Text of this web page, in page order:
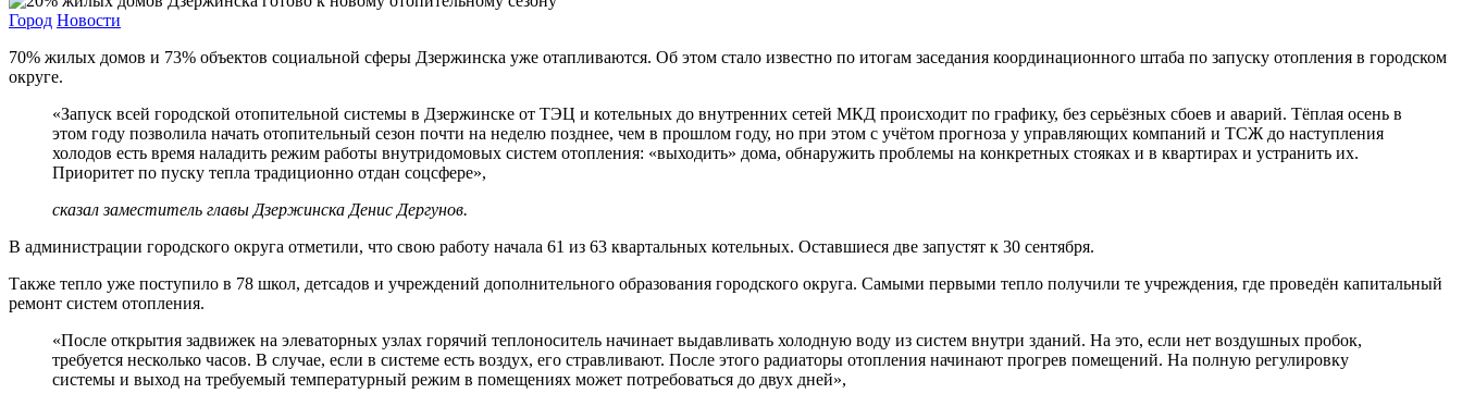
Город Новости
70% жилых домов и 73% объектов социальной сферы Дзержинска уже отапливаются. Об этом стало известно по итогам заседания координационного штаба по запуску отопления в городском
округе.
«Запуск всей городской отопительной системы в Дзержинске от ТЭЦ и котельных до внутренних сетей МКД происходит по графику, без серьёзных сбоев и аварий. Тёплая осень в
этом году позволила начать отопительный сезон почти на неделю позднее, чем в прошлом году, но при этом с учётом прогноза у управляющих компаний и ТСЖ до наступления
холодов есть время наладить режим работы внутридомовых систем отопления: «выходить» дома, обнаружить проблемы на конкретных стояках и в квартирах и устранить их.
Приоритет по пуску тепла традиционно отдан соцсфере»,
сказал заместитель главы Дзержинска Денис Дергунов.
В администрации городского округа отметили, что свою работу начала 61 из 63 квартальных котельных. Оставшиеся две запустят к 30 сентября.
Также тепло уже поступило в 78 школ, детсадов и учреждений дополнительного образования городского округа. Самыми первыми тепло получили те учреждения, где проведён капитальный
ремонт систем отопления.
«После открытия задвижек на элеваторных узлах горячий теплоноситель начинает выдавливать холодную воду из систем внутри зданий. На это, если нет воздушных пробок,
требуется несколько часов. В случае, если в системе есть воздух, его стравливают. После этого радиаторы отопления начинают прогрев помещений. На полную регулировку
системы и выход на требуемый температурный режим в помещениях может потребоваться до двух дней»,